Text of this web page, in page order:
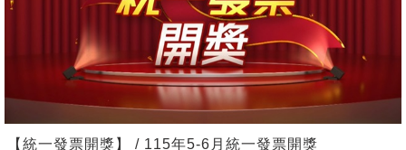
【統一發票開獎】 / 115年5-6月統一發票開獎